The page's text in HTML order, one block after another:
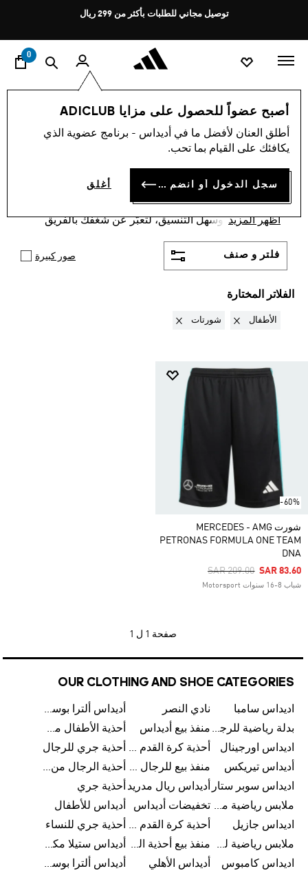
Pause
rotation
توصيل مجاني للطلبات بأكثر من 299 ريال
0
أصبح عضواً للحصول على مزايا ADICLUB
أطلق العنان لأفضل ما في أديداس - برنامج عضوية الذي
يكافئك على القيام بما تحب.
سجل الدخول أو انضم الآن أغلق
الرياضات موتورسبورت
الأطفال · شورتات·مجموعة
FANWEAR موتورسبورت
مجموعة Fanwear موتورسبورت هي مجموعة منتجات
مبتكرة وأصلية من أديداس يجمع هوية السباقات مع
تصميم مريح وسهل التنسيق، لتعبّر عن شغفك بالفريق
أظهر المزيد
فلتر و صنف صور كبيرة
الفلاتر المختارة
الأطفال Remove filter Currently Refined by الجنس: الأطفال
شورتات Remove filter Currently Refined by نوع المنتج: شورتات
-60%
شورت MERCEDES - AMG
PETRONAS FORMULA ONE TEAM
DNA
Price Reduced From
SAR 209.00ToSAR 83.60
شباب 8-16 سنوات Motorsport
صفحة 1 ل 1
OUR CLOTHING AND SHOE CATEGORIES
اديداس سامبا نادي النصر
أديداس ألترا بوست
بدلة رياضية للرجال من أديداس منفذ بيع أديداس
أحذية الأطفال من أديداس
اديداس اورجينال
أحذية كرة القدم للرجال من أديداس
أحذية جري للرجال
أديداس تيريكس
منفذ بيع للرجال من أديداس
أحذية الرجال من أديداس
اديداس سوبر ستار
أديداس ريال مدريد أحذية جري
ملابس رياضية من أديداس تخفيضات أديداس
أديداس للأطفال
اديداس جازيل
أحذية كرة القدم من أديداس
أحذية جري للنساء
ملابس رياضية للأطفال من أديداس
منفذ بيع أحذية الرجال من أديداس
أديداس ستيلا مكارتني
اديداس كامبوس
أديداس الأهلي
أديداس ألترا بوست للنساء